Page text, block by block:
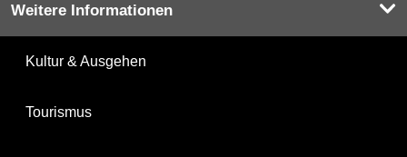
Weitere Informationen
Kultur & Ausgehen
Tourismus